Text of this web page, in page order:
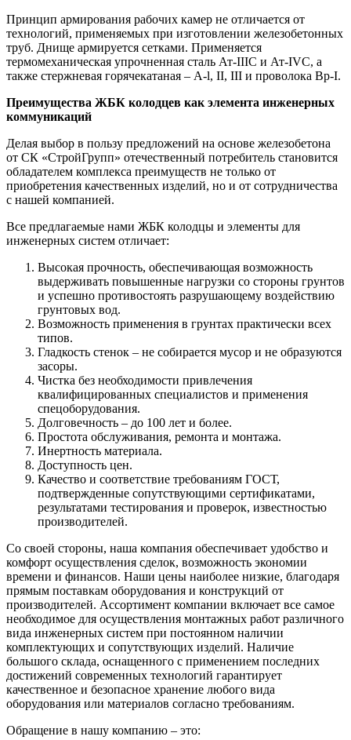
Принцип армирования рабочих камер не отличается от
технологий, применяемых при изготовлении железобетонных
труб. Днище армируется сетками. Применяется
термомеханическая упрочненная сталь Ат-IIIC и Ат-IVC, а
также стержневая горячекатаная – А-l, II, III и проволока Вр-I.
Преимущества ЖБК колодцев как элемента инженерных
коммуникаций
Делая выбор в пользу предложений на основе железобетона
от СК «СтройГрупп» отечественный потребитель становится
обладателем комплекса преимуществ не только от
приобретения качественных изделий, но и от сотрудничества
с нашей компанией.
Все предлагаемые нами ЖБК колодцы и элементы для
инженерных систем отличает:
Высокая прочность, обеспечивающая возможность
выдерживать повышенные нагрузки со стороны грунтов
и успешно противостоять разрушающему воздействию
грунтовых вод.
Возможность применения в грунтах практически всех
типов.
Гладкость стенок – не собирается мусор и не образуются
засоры.
Чистка без необходимости привлечения
квалифицированных специалистов и применения
спецоборудования.
Долговечность – до 100 лет и более.
Простота обслуживания, ремонта и монтажа.
Инертность материала.
Доступность цен.
Качество и соответствие требованиям ГОСТ,
подтвержденные сопутствующими сертификатами,
результатами тестирования и проверок, известностью
производителей.
Со своей стороны, наша компания обеспечивает удобство и
комфорт осуществления сделок, возможность экономии
времени и финансов. Наши цены наиболее низкие, благодаря
прямым поставкам оборудования и конструкций от
производителей. Ассортимент компании включает все самое
необходимое для осуществления монтажных работ различного
вида инженерных систем при постоянном наличии
комплектующих и сопутствующих изделий. Наличие
большого склада, оснащенного с применением последних
достижений современных технологий гарантирует
качественное и безопасное хранение любого вида
оборудования или материалов согласно требованиям.
Обращение в нашу компанию – это: